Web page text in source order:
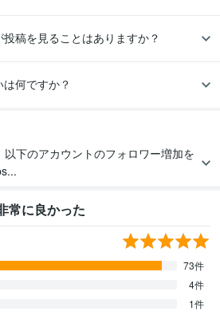
稿を見ることはありますか？
何ですか？
以下のアカウントのフォロワー増加を
常に良かった
73件
4件
1件